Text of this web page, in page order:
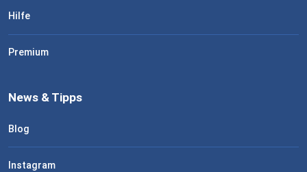
Hilfe
Premium
News & Tipps
Blog
Instagram